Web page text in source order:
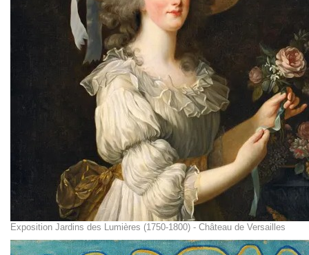
Exposition Jardins des Lumières (1750-1800) - Château de Versailles